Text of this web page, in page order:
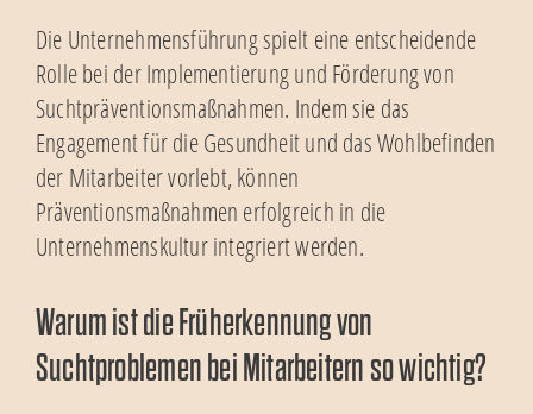
Die Unternehmensführung spielt eine entscheidende
Rolle bei der Implementierung und Förderung von
Suchtpräventionsmaßnahmen. Indem sie das
Engagement für die Gesundheit und das Wohlbefinden
der Mitarbeiter vorlebt, können
Präventionsmaßnahmen erfolgreich in die
Unternehmenskultur integriert werden.
Warum ist die Früherkennung von
Suchtproblemen bei Mitarbeitern so wichtig?